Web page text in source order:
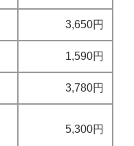
3,650円
1,590円
3,780円
5,300円